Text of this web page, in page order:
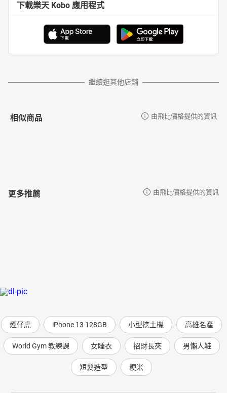
下載樂天 Kobo 應用程式
繼續逛其他店舖
相似商品 由飛比價格提供的資訊
更多推薦 由飛比價格提供的資訊
煙仔虎 iPhone 13 128GB 小型挖土機 高雄名產
World Gym 教練課 女睡衣 招財長夾 男懶人鞋
短髮造型 粳米